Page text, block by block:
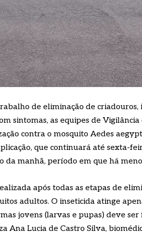
de eliminação de criadouros,
sintomas, as equipes de
contra o mosquito Aedes
que continuará até sexta-
da manhã, período em que há
após todas as etapas de
adultos. O inseticida atinge
jovens (larvas e pupas) deve
Ana Lucia de Castro Silva,